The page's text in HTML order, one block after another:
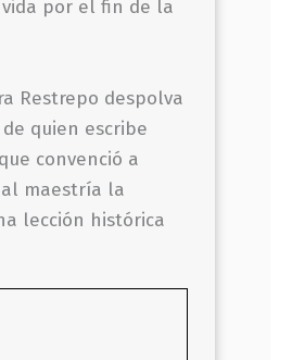
por el fin de la
Restrepo despolva
quien escribe
convenció a
maestría la
lección histórica